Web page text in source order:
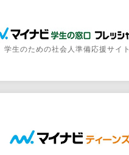
学生のための社会人準備応援サイト